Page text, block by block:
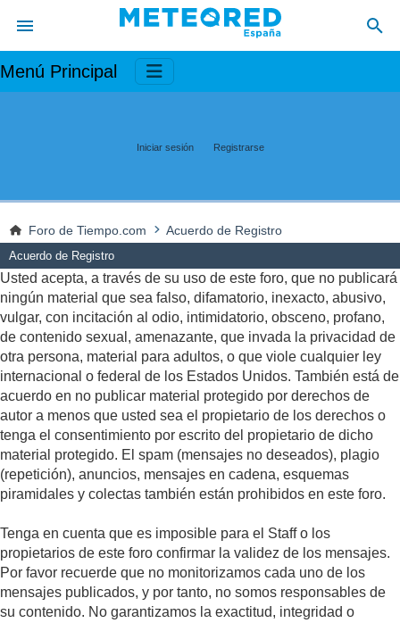
Menú Principal
Iniciar sesión Registrarse
Foro de Tiempo.com Acuerdo de Registro
Acuerdo de Registro
Usted acepta, a través de su uso de este foro, que no publicará
ningún material que sea falso, difamatorio, inexacto, abusivo,
vulgar, con incitación al odio, intimidatorio, obsceno, profano,
de contenido sexual, amenazante, que invada la privacidad de
otra persona, material para adultos, o que viole cualquier ley
internacional o federal de los Estados Unidos. También está de
acuerdo en no publicar material protegido por derechos de
autor a menos que usted sea el propietario de los derechos o
tenga el consentimiento por escrito del propietario de dicho
material protegido. El spam (mensajes no deseados), plagio
(repetición), anuncios, mensajes en cadena, esquemas
piramidales y colectas también están prohibidos en este foro.
Tenga en cuenta que es imposible para el Staff o los
propietarios de este foro confirmar la validez de los mensajes.
Por favor recuerde que no monitorizamos cada uno de los
mensajes publicados, y por tanto, no somos responsables de
su contenido. No garantizamos la exactitud, integridad o